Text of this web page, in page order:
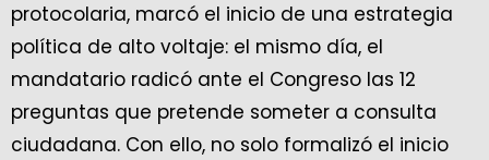
protocolaria, marcó el inicio de una estrategia
política de alto voltaje: el mismo día, el
mandatario radicó ante el Congreso las 12
preguntas que pretende someter a consulta
ciudadana. Con ello, no solo formalizó el inicio